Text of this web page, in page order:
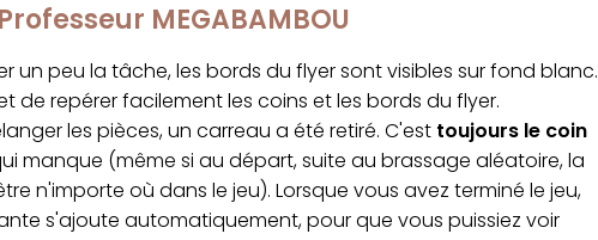
MEGABAMBOU
un peu la tâche, les bords du flyer sont visibles sur fond blanc.
de repérer facilement les coins et les bords du flyer.
les pièces, un carreau a été retiré. C'est toujours le coin
manque (même si au départ, suite au brassage aléatoire, la
n'importe où dans le jeu). Lorsque vous avez terminé le jeu,
s'ajoute automatiquement, pour que vous puissiez voir